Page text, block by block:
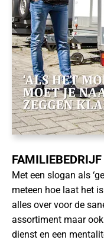
Met een slogan als
meteen hoe laat het
alles over voor de
assortiment maar
dienst en een